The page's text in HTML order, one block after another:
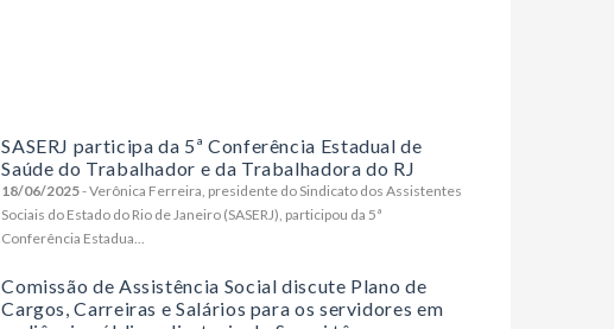
SASERJ participa da 5ª Conferência Estadual de
Saúde do Trabalhador e da Trabalhadora do RJ
18/06/2025- Verônica Ferreira, presidente do Sindicato dos Assistentes
Sociais do Estado do Rio de Janeiro (SASERJ), participou da 5ª
Conferência Estadua...
Comissão de Assistência Social discute Plano de
Cargos, Carreiras e Salários para os servidores em